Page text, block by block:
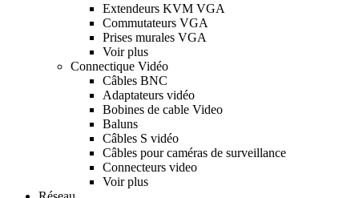
Extendeurs KVM VGA
Commutateurs VGA
Prises murales VGA
Voir plus
Connectique Vidéo
Câbles BNC
Adaptateurs vidéo
Bobines de cable Video
Baluns
Câbles S vidéo
Câbles pour caméras de surveillance
Connecteurs video
Voir plus